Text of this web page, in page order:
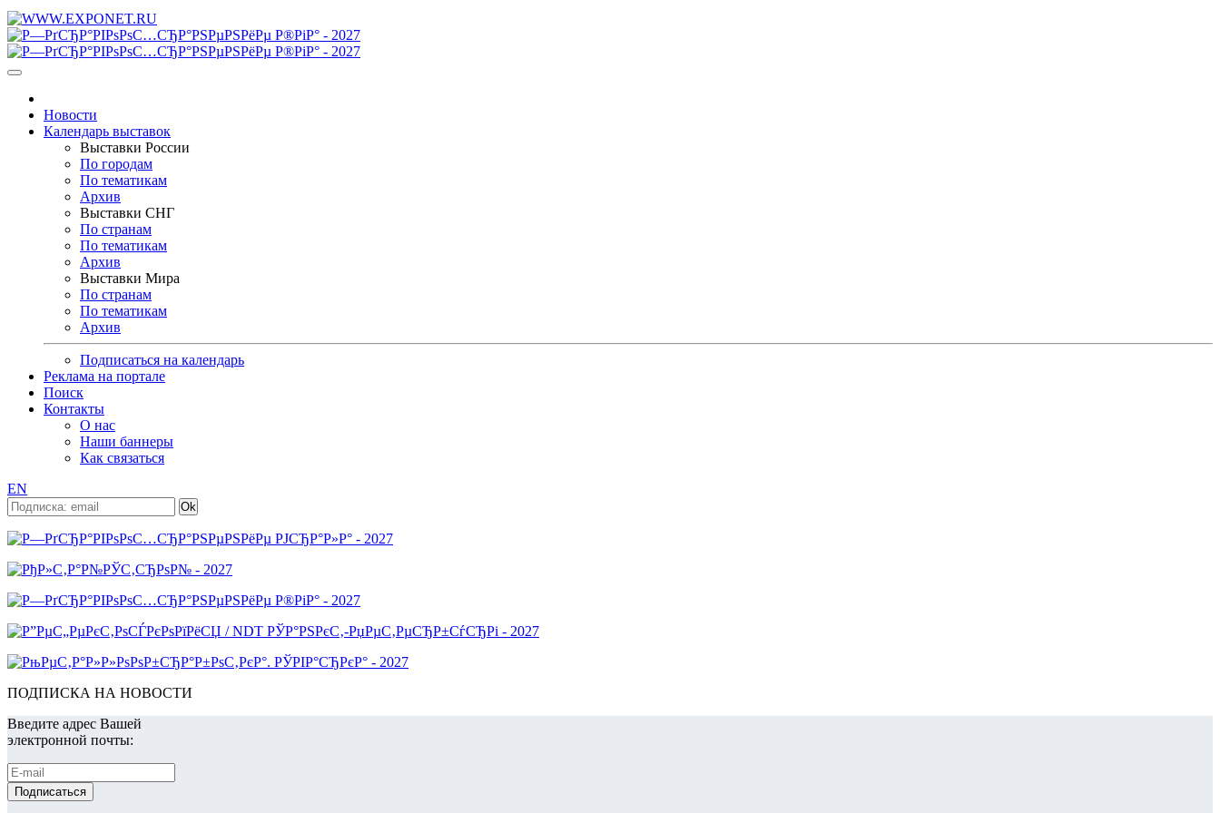
Новости
Календарь выставок
Выставки России
По городам
По тематикам
Архив
Выставки СНГ
По странам
По тематикам
Архив
Выставки Мира
По странам
По тематикам
Архив
Подписаться на календарь
Реклама на портале
Поиск
Контакты
О нас
Наши баннеры
Как связаться
EN
ПОДПИСКА НА НОВОСТИ
Введите адрес Вашей
электронной почты: